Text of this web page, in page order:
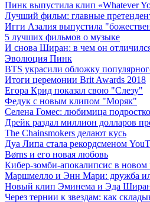
Пинк выпустила клип «Whatever
Лучший фильм: главные
Игги Азалия выпустила
5 лучших фильмов о музыке
И снова Ширан: в чем он отличился
Эволюция Пинк
BTS украсили обложку
Итоги церемонии Brit Awards 2018
Егора Крид показал свою "Слезу"
Федук с новым клипом "Моряк"
Селена Гомес: любимица
Дрейк раздал миллион долларов
The Chainsmokers делают кусь
Дуа Липа стала рекордсменом
Børns и его новая любовь
Кибер-зомби-апокалипсис в новом
Маршмелло и Энн Мари: дружба
Новый клип Эминема и Эда
Через тернии к звездам: как